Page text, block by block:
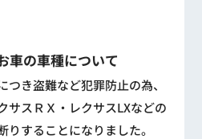
車の車種について
き盗難など犯罪防止の為、
サスＲＸ・レクサスLXなどの
りすることになりました。